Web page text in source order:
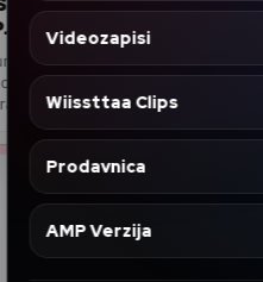
Videozapisi
Wiissttaa Clips
Prodavnica
AMP Verzija
popularnom leakeru
jedan važan insajder tvrdi da je j...